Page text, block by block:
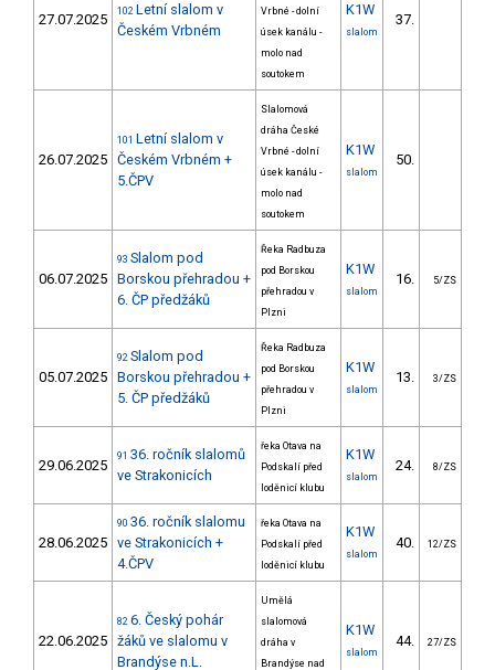
27.07.2025 102 Letní slalom v
Českém Vrbném
Vrbné - dolní
úsek kanálu -
molo nad
soutokem
K1W
slalom
37.
26.07.2025
101 Letní slalom v
Českém Vrbném +
5.ČPV
Slalomová
dráha České
Vrbné - dolní
úsek kanálu -
molo nad
soutokem
K1W
slalom
50.
06.07.2025
93 Slalom pod
Borskou přehradou +
6. ČP předžáků
Řeka Radbuza
pod Borskou
přehradou v
Plzni
K1W
slalom
16. 5/ZS
05.07.2025
92 Slalom pod
Borskou přehradou +
5. ČP předžáků
Řeka Radbuza
pod Borskou
přehradou v
Plzni
K1W
slalom
13. 3/ZS
29.06.2025
91 36. ročník slalomů
ve Strakonicích
řeka Otava na
Podskalí před
loděnicí klubu
K1W
slalom
24. 8/ZS
28.06.2025
90 36. ročník slalomu
ve Strakonicích +
4.ČPV
řeka Otava na
Podskalí před
loděnicí klubu
K1W
slalom
40. 12/ZS
22.06.2025
82 6. Český pohár
žáků ve slalomu v
Brandýse n.L.
Umělá
slalomová
dráha v
Brandýse nad
K1W
slalom
44. 27/ZS